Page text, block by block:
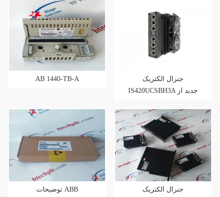
AB 1440-TB-A
جنرال الکتریک
IS420UCSBH3A جدید از
توضیحات ABB
جنرال الکتریک